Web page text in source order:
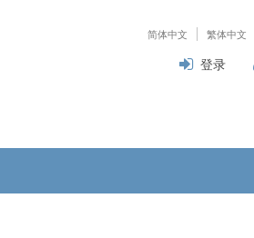
简体中文 繁体中文
登录